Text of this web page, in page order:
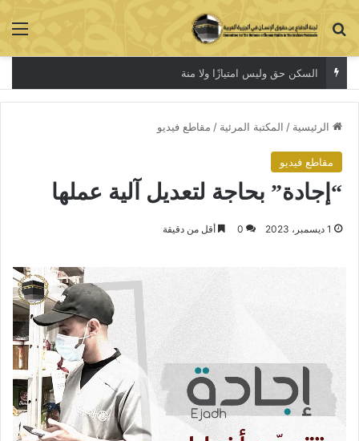
بحث عن
السكن حق وليس امتيازًا ولا منة
الرئيسية / المكتبة المرئية / مقاطع فيديو
مقاطع فيديو
“إجادة” بحاجة لتعديل آلية عملها
1 ديسمبر، 2023 0 أقل من دقيقة